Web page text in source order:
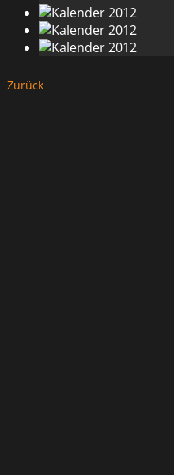
Zurück